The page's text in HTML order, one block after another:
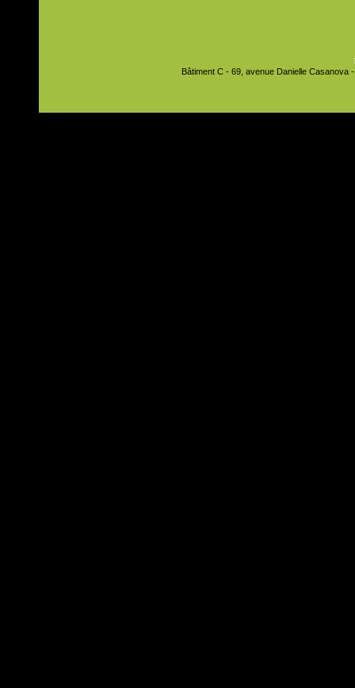
Bâtiment C - 69, avenue Danielle